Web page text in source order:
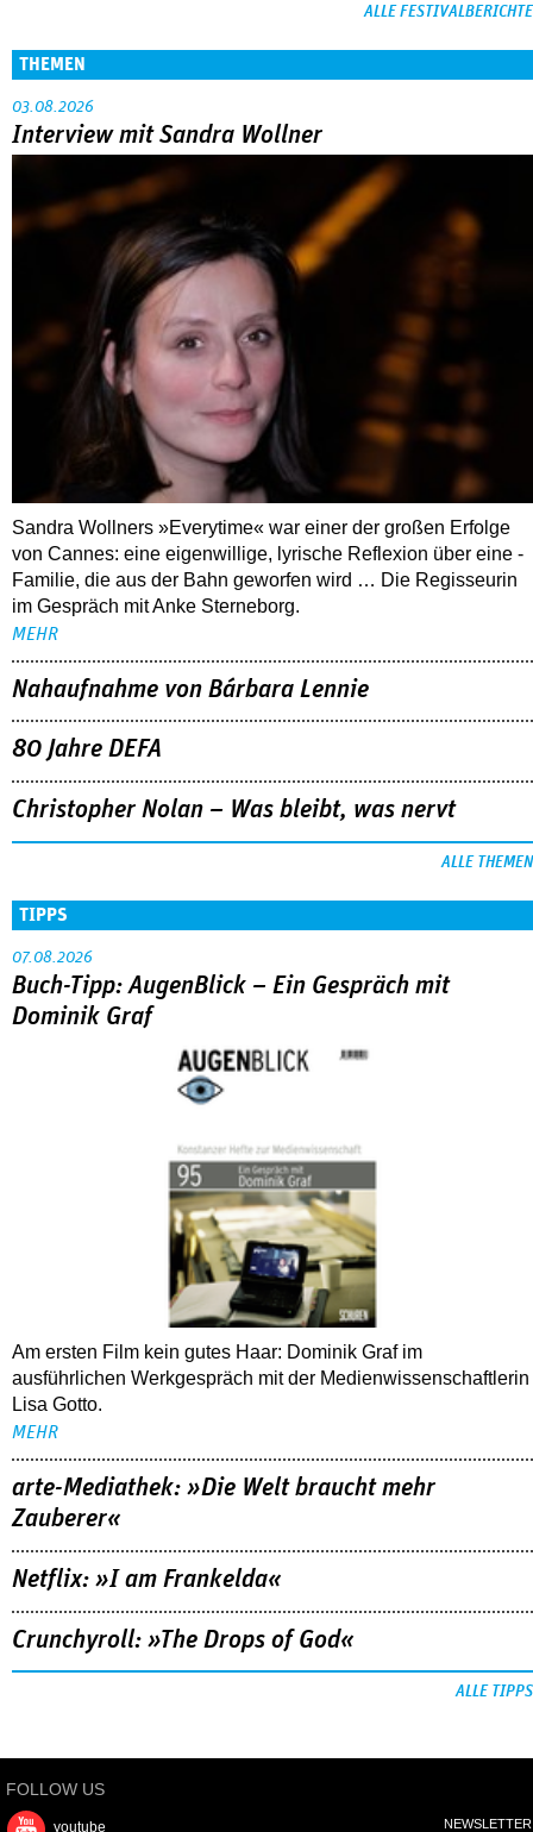
ALLE FESTIVALBERICHTE
THEMEN
03.08.2026
Interview mit Sandra Wollner
Sandra Wollners »Everytime« war einer der großen Erfolge
von Cannes: eine eigenwillige, lyrische Reflexion über eine ­
Familie, die aus der Bahn geworfen wird … Die Regisseurin
im Gespräch mit Anke Sterneborg.
MEHR
Nahaufnahme von Bárbara Lennie
80 Jahre DEFA
Christopher Nolan – Was bleibt, was nervt
ALLE THEMEN
TIPPS
07.08.2026
Buch-Tipp: AugenBlick – Ein Gespräch mit
Dominik Graf
Am ersten Film kein gutes Haar: Dominik Graf im
ausführlichen Werkgespräch mit der Medienwissenschaftlerin
Lisa Gotto.
MEHR
arte-Mediathek: »Die Welt braucht mehr
Zauberer«
Netflix: »I am Frankelda«
Crunchyroll: »The Drops of God«
ALLE TIPPS
FOLLOW US
youtube NEWSLETTER